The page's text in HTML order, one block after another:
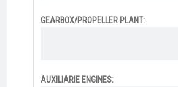
GEARBOX/PROPELLER PLANT:
AUXILIARIE ENGINES: